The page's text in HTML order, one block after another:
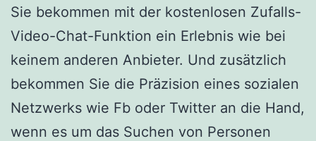
Sie bekommen mit der kostenlosen Zufalls-
Video-Chat-Funktion ein Erlebnis wie bei
keinem anderen Anbieter. Und zusätzlich
bekommen Sie die Präzision eines sozialen
Netzwerks wie Fb oder Twitter an die Hand,
wenn es um das Suchen von Personen